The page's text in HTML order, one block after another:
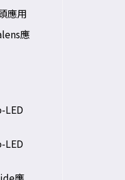
應用
應
LED
LED